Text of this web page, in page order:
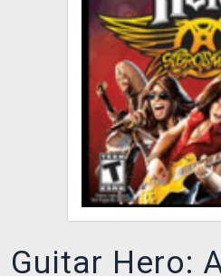
XZONE KLUB
Guitar Hero: